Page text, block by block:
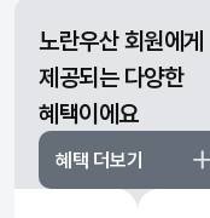
노란우산 회원에게
제공되는 다양한
혜택이에요
혜택 더보기